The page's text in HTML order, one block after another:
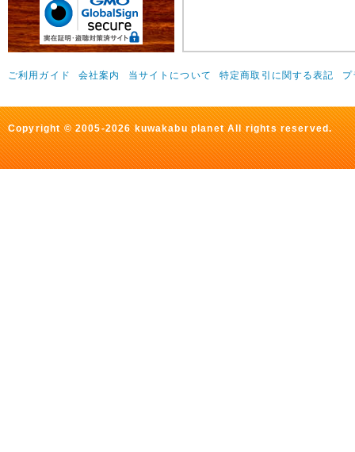
ご利用ガイド 会社案内 当サイトについて 特定商取引に関する表記 プ
Copyright © 2005-2026 kuwakabu planet All rights reserved.